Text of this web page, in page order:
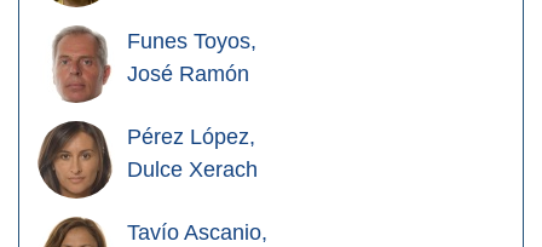
Funes Toyos,
José Ramón
Pérez López,
Dulce Xerach
Tavío Ascanio,